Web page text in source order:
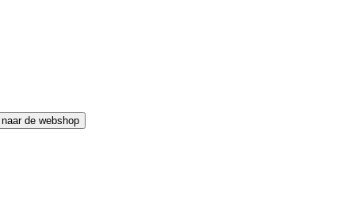
de webshop